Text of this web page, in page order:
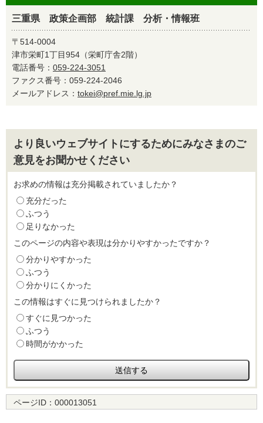
三重県 政策企画部 統計課 分析・情報班
〒514-0004
津市栄町1丁目954（栄町庁舎2階）
電話番号： 059-224-3051
ファクス番号：059-224-2046
メールアドレス： tokei@pref.mie.lg.jp
より良いウェブサイトにするためにみなさまのご
意見をお聞かせください
お求めの情報は充分掲載されていましたか？
充分だった
ふつう
足りなかった
このページの内容や表現は分かりやすかったですか？
分かりやすかった
ふつう
分かりにくかった
この情報はすぐに見つけられましたか？
すぐに見つかった
ふつう
時間がかかった
ページID： 000013051